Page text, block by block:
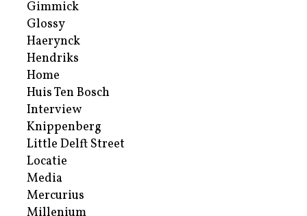
Gimmick
Glossy
Haerynck
Hendriks
Home
Huis Ten Bosch
Interview
Knippenberg
Little Delft Street
Locatie
Media
Mercurius